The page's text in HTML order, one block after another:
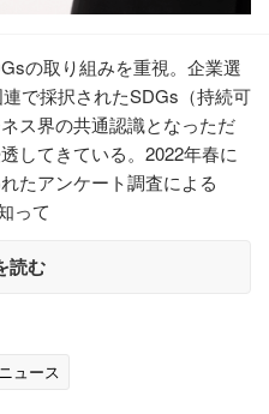
の取り組みを重視。企業選
で採択されたSDGs（持続可
ス界の共通認識となっただ
してきている。2022年春に
たアンケート調査による
って
読む
ュース